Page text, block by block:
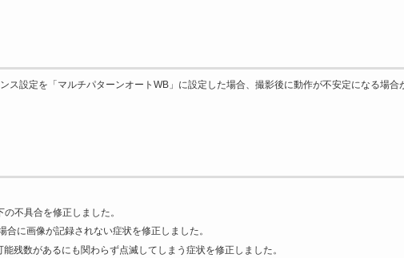
ス設定を「マルチパターンオートWB」に設定した場合、撮影後に動作が不安定になる場合
不具合を修正しました。
に画像が記録されない症状を修正しました。
残数があるにも関わらず点滅してしまう症状を修正しました。